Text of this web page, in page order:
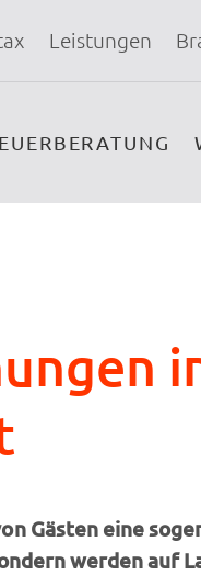
Leistungen
Gästen eine
werden auf